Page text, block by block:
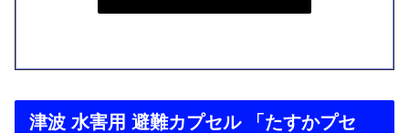
津波 水害用 避難カプセル 「たすかプセ